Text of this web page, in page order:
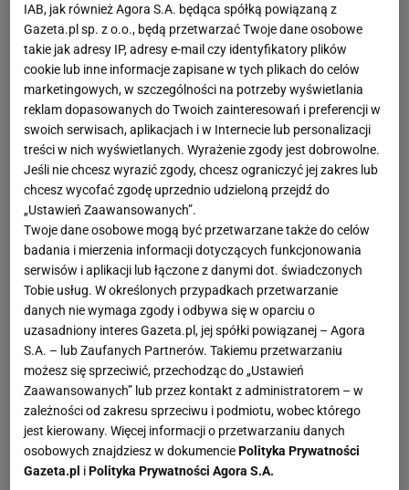
IAB, jak również Agora S.A. będąca spółką powiązaną z
Gazeta.pl sp. z o.o., będą przetwarzać Twoje dane osobowe
takie jak adresy IP, adresy e-mail czy identyfikatory plików
cookie lub inne informacje zapisane w tych plikach do celów
marketingowych, w szczególności na potrzeby wyświetlania
reklam dopasowanych do Twoich zainteresowań i preferencji w
swoich serwisach, aplikacjach i w Internecie lub personalizacji
treści w nich wyświetlanych. Wyrażenie zgody jest dobrowolne.
Jeśli nie chcesz wyrazić zgody, chcesz ograniczyć jej zakres lub
chcesz wycofać zgodę uprzednio udzieloną przejdź do
„Ustawień Zaawansowanych”.
Twoje dane osobowe mogą być przetwarzane także do celów
badania i mierzenia informacji dotyczących funkcjonowania
serwisów i aplikacji lub łączone z danymi dot. świadczonych
Tobie usług. W określonych przypadkach przetwarzanie
danych nie wymaga zgody i odbywa się w oparciu o
uzasadniony interes Gazeta.pl, jej spółki powiązanej – Agora
S.A. – lub Zaufanych Partnerów. Takiemu przetwarzaniu
możesz się sprzeciwić, przechodząc do „Ustawień
Zaawansowanych” lub przez kontakt z administratorem – w
zależności od zakresu sprzeciwu i podmiotu, wobec którego
jest kierowany. Więcej informacji o przetwarzaniu danych
osobowych znajdziesz w dokumenciePolityka Prywatności
Gazeta.pl iPolityka Prywatności Agora S.A.